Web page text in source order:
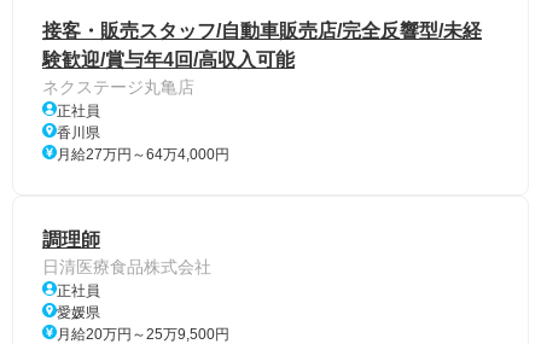
接客・販売スタッフ/自動車販売店/完全反響型/未経
験歓迎/賞与年4回/高収入可能
ネクステージ丸亀店
正社員
香川県
月給27万円～64万4,000円
調理師
日清医療食品株式会社
正社員
愛媛県
月給20万円～25万9,500円